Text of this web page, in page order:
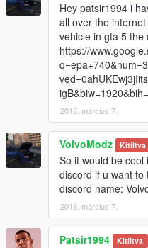
Hey patsir1994 i
all over the
vehicle in gta 5 the
https://
2018. március 7.
VolvoModz Kitíltva
So it would be
discord if u want
discord name:
2018. március 7.
Patsir1994 Kitíltva